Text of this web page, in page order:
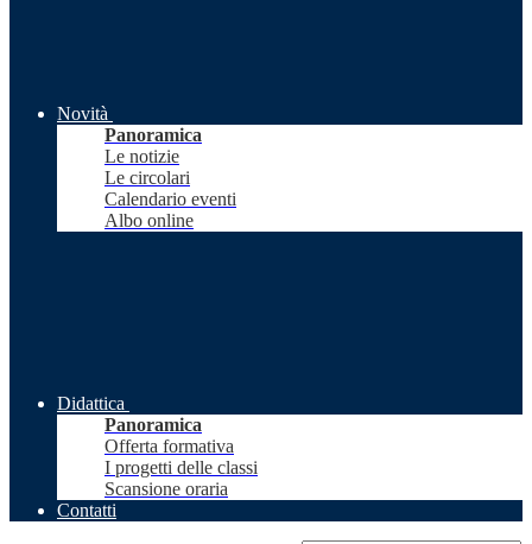
Novità
Panoramica
Le notizie
Le circolari
Calendario eventi
Albo online
Didattica
Panoramica
Offerta formativa
I progetti delle classi
Scansione oraria
Contatti